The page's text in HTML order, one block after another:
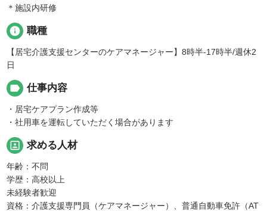
＊施設内研修
info 職種
【居宅介護支援センターのケアマネージャー】8時半-17時半/週休2
日
label 仕事内容
・居宅ケアプラン作成等
・社用車を運転していただく場合があります
portrait 求める人材
年齢：不問
学歴：高校以上
未経験者歓迎
資格：介護支援専門員（ケアマネージャー）、普通自動車免許（AT